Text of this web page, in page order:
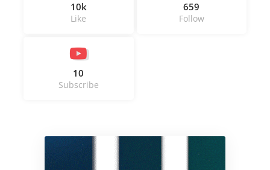
10k
Like
659
Follow
10
Subscribe